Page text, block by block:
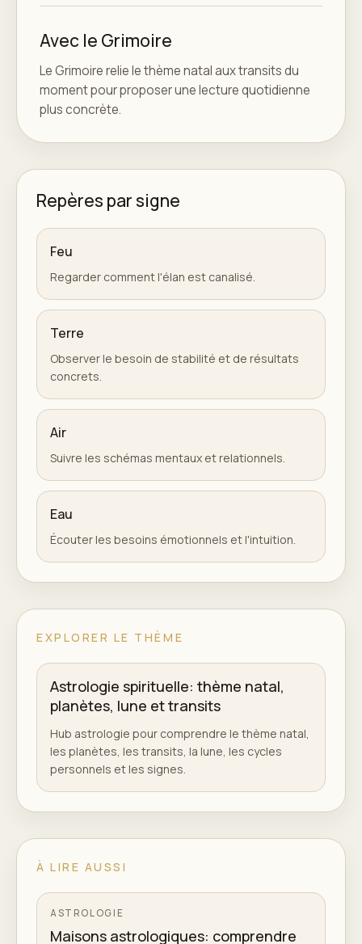
Avec le Grimoire
Le Grimoire relie le thème natal aux transits du
moment pour proposer une lecture quotidienne
plus concrète.
Repères par signe
Feu
Regarder comment l'élan est canalisé.
Terre
Observer le besoin de stabilité et de résultats
concrets.
Air
Suivre les schémas mentaux et relationnels.
Eau
Écouter les besoins émotionnels et l'intuition.
EXPLORER LE THÈME
Astrologie spirituelle: thème natal,
planètes, lune et transits
Hub astrologie pour comprendre le thème natal,
les planètes, les transits, la lune, les cycles
personnels et les signes.
À LIRE AUSSI
ASTROLOGIE
Maisons astrologiques: comprendre